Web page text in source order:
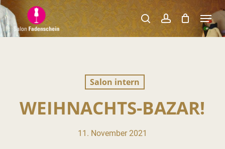
Skip
to
main
searchaccount
Menu
Salon intern
WEIHNACHTS-BAZAR!
11. November 2021
Close